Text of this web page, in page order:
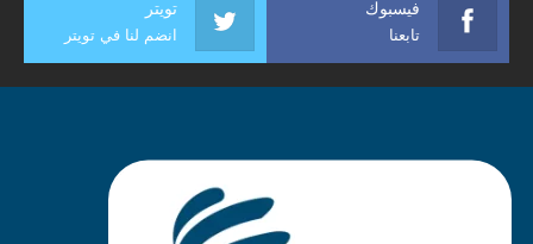
فيسبوك
تابعنا
تويتر
انضم لنا في تويتر